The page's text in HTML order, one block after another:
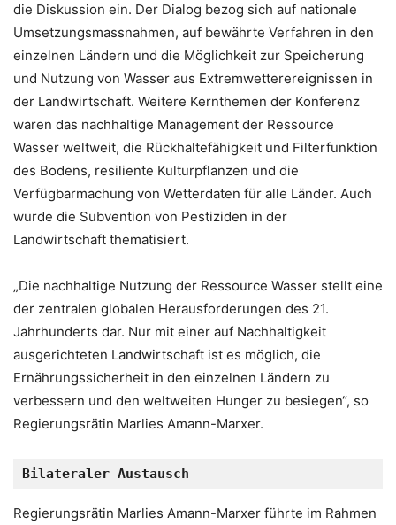
die Diskussion ein. Der Dialog bezog sich auf nationale
Umsetzungsmassnahmen, auf bewährte Verfahren in den
einzelnen Ländern und die Möglichkeit zur Speicherung
und Nutzung von Wasser aus Extremwetterereignissen in
der Landwirtschaft. Weitere Kernthemen der Konferenz
waren das nachhaltige Management der Ressource
Wasser weltweit, die Rückhaltefähigkeit und Filterfunktion
des Bodens, resiliente Kulturpflanzen und die
Verfügbarmachung von Wetterdaten für alle Länder. Auch
wurde die Subvention von Pestiziden in der
Landwirtschaft thematisiert.
„Die nachhaltige Nutzung der Ressource Wasser stellt eine
der zentralen globalen Herausforderungen des 21.
Jahrhunderts dar. Nur mit einer auf Nachhaltigkeit
ausgerichteten Landwirtschaft ist es möglich, die
Ernährungssicherheit in den einzelnen Ländern zu
verbessern und den weltweiten Hunger zu besiegen“, so
Regierungsrätin Marlies Amann-Marxer.
Bilateraler Austausch
Regierungsrätin Marlies Amann-Marxer führte im Rahmen